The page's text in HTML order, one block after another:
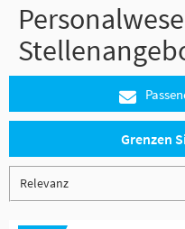
Grenzen